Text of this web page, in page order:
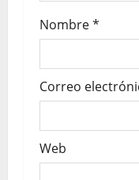
Nombre*
Correo
Web